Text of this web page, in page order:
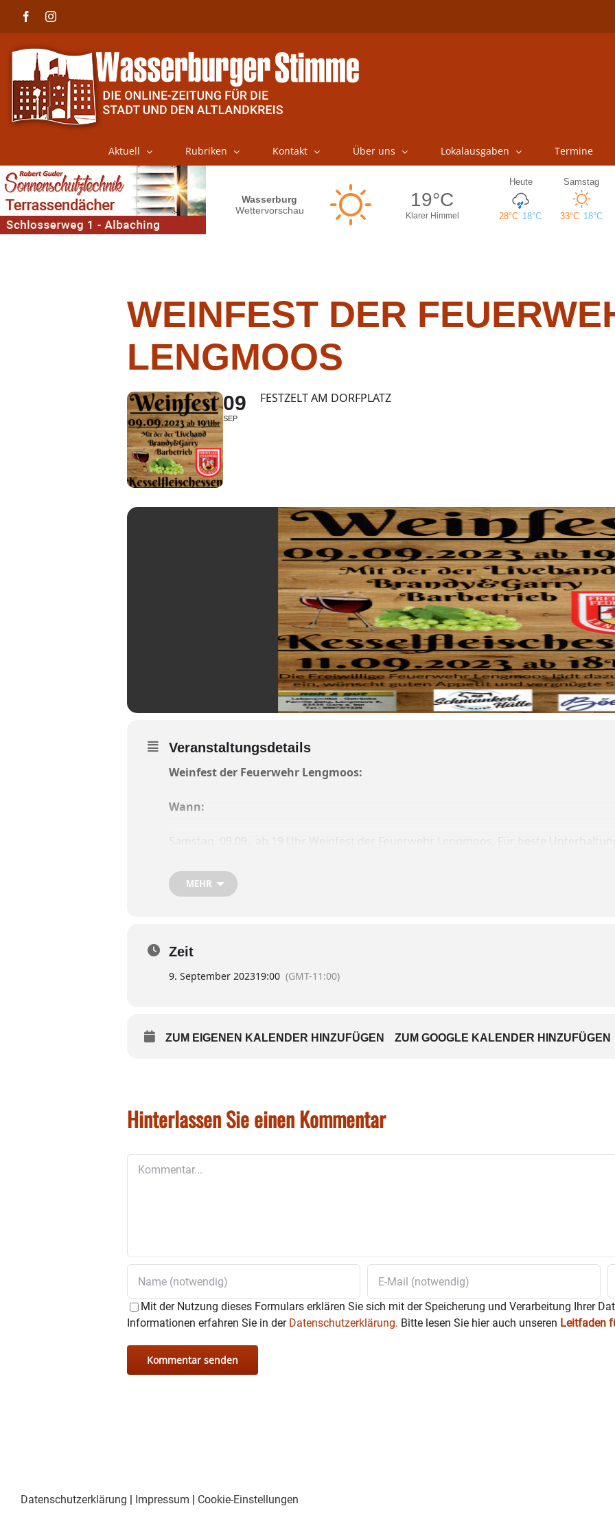
FacebookInstagram
Aktuell Rubriken Kontakt Über uns Lokalausgaben Termine
WEINFEST DER
LENGMOOS
09
SEP
FESTZELT AM DORFPLATZ
Veranstaltungsdetails
Weinfest der Feuerwehr Lengmoos:
Wann:
Samstag, 09.09., ab 19 Uhr Weinfest der Feuerwehr Lengmoos, Für beste
Montag, 11.09., ab 18 Uhr, Kesselfleischessen.
MEHR
Zeit
9. September 202319:00 (GMT-11:00)
ZUM EIGENEN KALENDER HINZUFÜGEN ZUM GOOGLE KALENDER HINZUFÜGEN
Hinterlassen Sie einen Kommentar
Mit der Nutzung dieses Formulars erklären Sie sich mit der Speicherung und Verarbeitung Ihrer
Informationen erfahren Sie in der Datenschutzerklärung. Bitte lesen Sie hier auch unseren Leitfaden
Datenschutzerklärung | Impressum | Cookie-Einstellungen